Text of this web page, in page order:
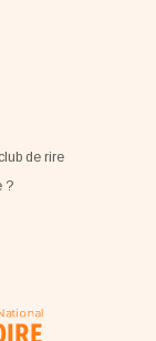
de rire
?